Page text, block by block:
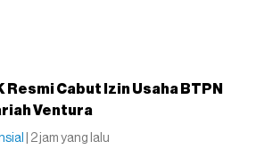
Resmi Cabut Izin Usaha BTPN
Ventura
| 2 jam yang lalu